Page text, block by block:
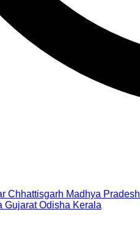
Chhattisgarh Madhya Pradesh
Gujarat Odisha Kerala